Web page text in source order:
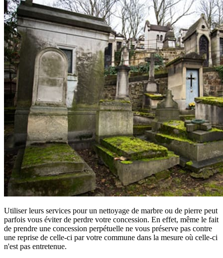
Utiliser leurs services pour un nettoyage de marbre ou de pierre peut
parfois vous éviter de perdre votre concession. En effet, même le fait
de prendre une concession perpétuelle ne vous préserve pas contre
une reprise de celle-ci par votre commune dans la mesure où celle-ci
n'est pas entretenue.